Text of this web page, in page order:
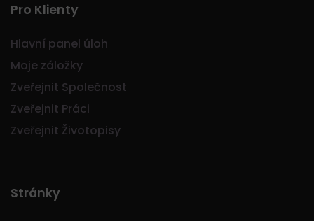
Pro Klienty
Hlavní panel úloh
Moje záložky
Zveřejnit Společnost
Zveřejnit Práci
Zveřejnit Životopisy
Stránky